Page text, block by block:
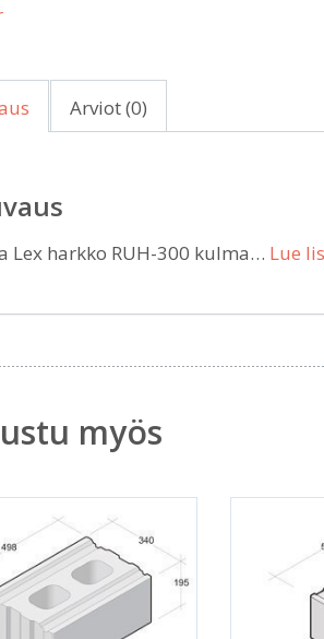
Arviot (0)
Lex harkko RUH-300 kulma… Lue
myös